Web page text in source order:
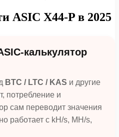
ASIC X44-P в 2025
калькулятор
BTC / LTC / KAS и другие
потребление и
сам переводит значения
работает с kH/s, MH/s,